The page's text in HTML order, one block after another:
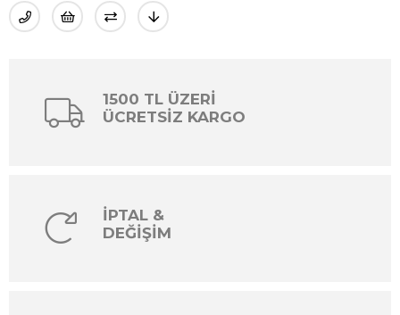
1500 TL ÜZERİ
ÜCRETSİZ KARGO
İPTAL &
DEĞİŞİM